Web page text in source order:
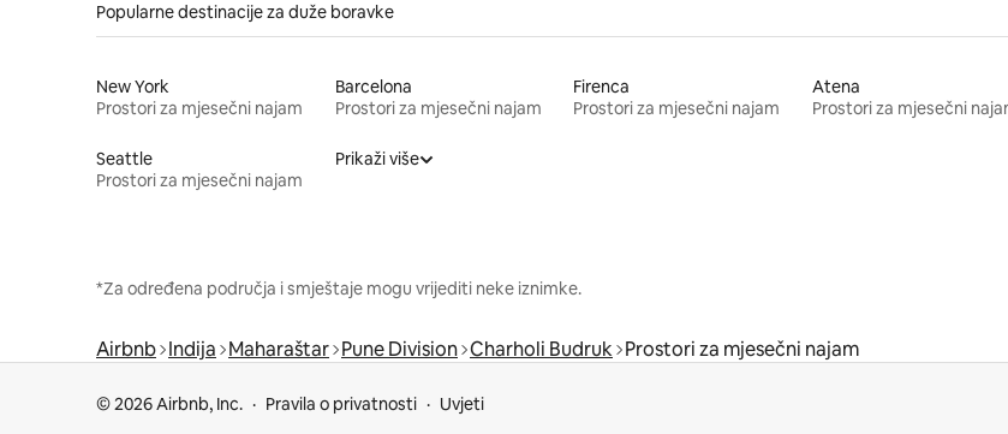
Popularne destinacije za duže boravke
New York
Prostori za mjesečni najam
Barcelona
Prostori za mjesečni najam
Firenca
Prostori za mjesečni najam
Atena
Prostori za mjesečni
Seattle
Prostori za mjesečni najam
Prikaži više
*Za određena područja i smještaje mogu vrijediti neke iznimke.
Airbnb Indija Maharaštar Pune Division Charholi Budruk Prostori za mjesečni najam
© 2026 Airbnb, Inc. Pravila o privatnosti Uvjeti